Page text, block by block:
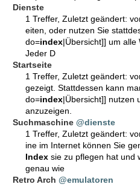
Dienste
1 Treffer, Zuletzt geändert:
eiten, oder nutzen Sie
do=index|Übersicht]] um alle
Jeder D
Startseite
1 Treffer, Zuletzt geändert:
gezeigt. Stattdessen kann
do=index|Übersicht]] nutzen
anzuzeigen.
Suchmaschine @dienste
1 Treffer, Zuletzt geändert:
ine im Internet können Sie
Index sie zu pflegen hat und
genau wie
Retro Arch @emulatoren